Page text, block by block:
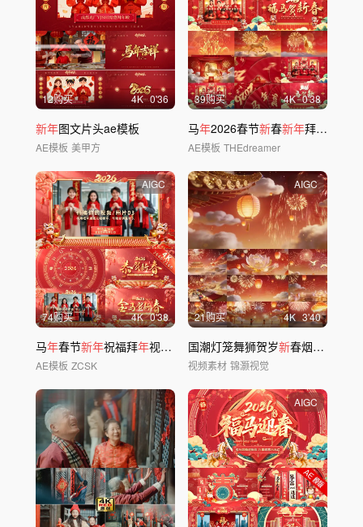
12购买 4K 0'36
新年图文片头ae模板
AE模板 美甲方
39购买 4K 0'38
马年2026春节新春新年拜年
AE模板 THEdreamer
AIGC
74购买 4K 0'38
马年春节新年祝福拜年视频框AE模板 A
AE模板 ZCSK
AIGC
21购买 4K 3'40
国潮灯笼舞狮贺岁新春烟火欢庆喜庆背景
视频素材 锦灏视觉
AIGC